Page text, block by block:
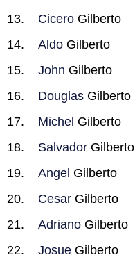
Cicero Gilberto
Aldo Gilberto
John Gilberto
Douglas Gilberto
Michel Gilberto
Salvador Gilberto
Angel Gilberto
Cesar Gilberto
Adriano Gilberto
Josue Gilberto